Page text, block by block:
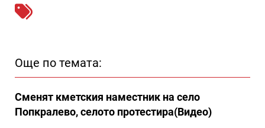
Още по темата:
Сменят кметския наместник на село
Попкралево, селото протестира(Видео)